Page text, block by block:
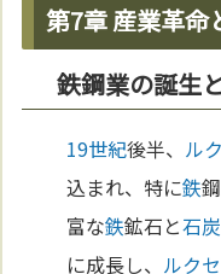
第7章 産業革命
鉄鋼業の誕生
19世紀後半、 ル
込まれ、特に鉄
富な鉄鉱石と石炭
に成長し、 ルク